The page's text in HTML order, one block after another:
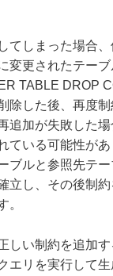
てしまった場合
変更されたテーブ
TABLE DROP
除した後、再度制
追加が失敗した
ている可能性が
ブルと参照先テ
立し、その後制
。
しい制約を追加
エリを実行して生